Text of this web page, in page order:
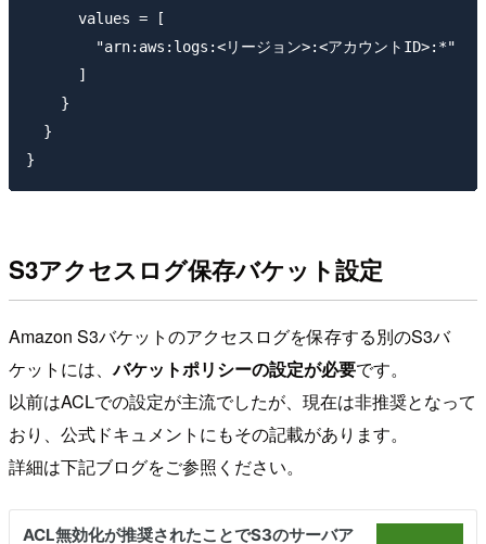
      values = [
        "arn:aws:logs:<リージョン>:<アカウントID>:*"
      ]
    }
  }
S3アクセスログ保存バケット設定
Amazon S3バケットのアクセスログを保存する別のS3バ
ケットには、バケットポリシーの設定が必要です。
以前はACLでの設定が主流でしたが、現在は非推奨となって
おり、公式ドキュメントにもその記載があります。
詳細は下記ブログをご参照ください。